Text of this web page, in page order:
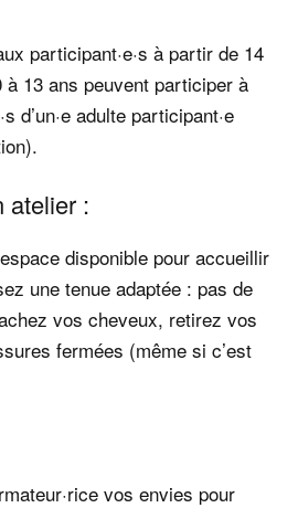
participant·e·s à partir de 14
13 ans peuvent participer à
d’un·e adulte participant·e
atelier :
disponible pour accueillir
une tenue adaptée : pas de
vos cheveux, retirez vos
fermées (même si c’est
vos envies pour